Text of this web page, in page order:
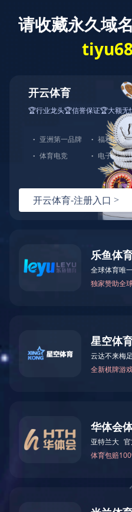
党建工作简
发布时间：
09:57